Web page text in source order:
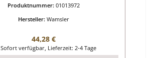
Produktnummer: 01013972
Hersteller: Wamsler
Regulärer Preis:
44,28 €
Sofort verfügbar, Lieferzeit: 2-4 Tage